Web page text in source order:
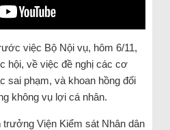
việc Bộ Nội vụ, hôm 6/11,
hội, về việc đề nghị các cơ
sai phạm, và khoan hồng đối
không vụ lợi cá nhân.
trưởng Viện Kiểm sát Nhân dân